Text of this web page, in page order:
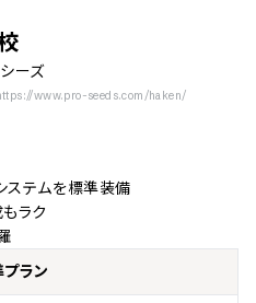
ーズ
https://www.pro-seeds.com/haken/
ステムを標準装備
ラク
ラン